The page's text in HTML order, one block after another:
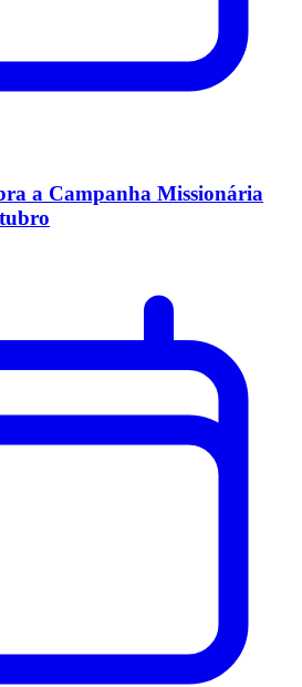
a Campanha Missionária